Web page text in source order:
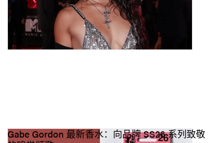
Gabe Gordon 最新香水：向品牌 SS26 系列致敬